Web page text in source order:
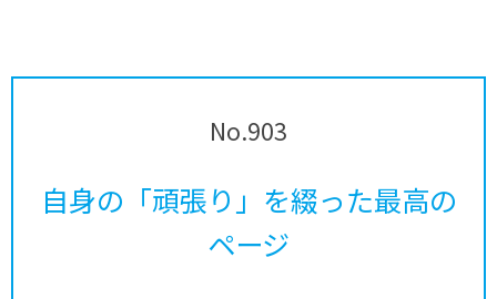
No.903
自身の「頑張り」を綴った最高の
ページ